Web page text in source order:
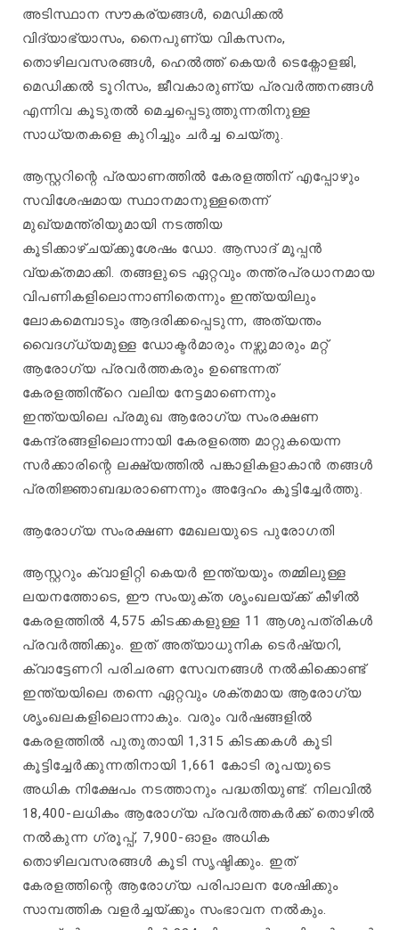
അടിസ്ഥാന സൗകര്യങ്ങൾ, മെഡിക്കൽ
വിദ്യാഭ്യാസം, നൈപുണ്യ വികസനം,
തൊഴിലവസരങ്ങൾ, ഹെൽത്ത് കെയർ ടെക്നോളജി,
മെഡിക്കൽ ടൂറിസം, ജീവകാരുണ്യ പ്രവർത്തനങ്ങൾ
എന്നിവ കൂടുതൽ മെച്ചപ്പെടുത്തുന്നതിനുള്ള
സാധ്യതകളെ കുറിച്ചും ചർച്ച ചെയ്തു.
ആസ്റ്ററിന്റെ പ്രയാണത്തിൽ കേരളത്തിന് എപ്പോഴും
സവിശേഷമായ സ്ഥാനമാനുള്ളതെന്ന്
മുഖ്യമന്ത്രിയുമായി നടത്തിയ
കൂടിക്കാഴ്ചയ്ക്കുശേഷം ഡോ. ആസാദ് മൂപ്പൻ
വ്യക്തമാക്കി. തങ്ങളുടെ ഏറ്റവും തന്ത്രപ്രധാനമായ
വിപണികളിലൊന്നാണിതെന്നും ഇന്ത്യയിലും
ലോകമെമ്പാടും ആദരിക്കപ്പെടുന്ന, അത്യന്തം
വൈദഗ്ധ്യമുള്ള ഡോക്ടർമാരും നഴ്സുമാരും മറ്റ്
ആരോഗ്യ പ്രവർത്തകരും ഉണ്ടെന്നത്‌
കേരളത്തിൻ്റെ വലിയ നേട്ടമാണെന്നും
ഇന്ത്യയിലെ പ്രമുഖ ആരോഗ്യ സംരക്ഷണ
കേന്ദ്രങ്ങളിലൊന്നായി കേരളത്തെ മാറ്റുകയെന്ന
സർക്കാരിന്റെ ലക്ഷ്യത്തിൽ പങ്കാളികളാകാൻ തങ്ങൾ
പ്രതിജ്ഞാബദ്ധരാണെന്നും അദ്ദേഹം കൂട്ടിച്ചേർത്തു.
ആരോഗ്യ സംരക്ഷണ മേഖലയുടെ പുരോഗതി
ആസ്റ്ററും ക്വാളിറ്റി കെയർ ഇന്ത്യയും തമ്മിലുള്ള
ലയനത്തോടെ, ഈ സംയുക്ത ശൃംഖലയ്ക്ക് കീഴിൽ
കേരളത്തിൽ 4,575 കിടക്കകളുള്ള 11 ആശുപത്രികൾ
പ്രവർത്തിക്കും. ഇത് അത്യാധുനിക ടെർഷ്യറി,
ക്വാട്ടേണറി പരിചരണ സേവനങ്ങൾ നൽകിക്കൊണ്ട്
ഇന്ത്യയിലെ തന്നെ ഏറ്റവും ശക്തമായ ആരോഗ്യ
ശൃംഖലകളിലൊന്നാകും. വരും വർഷങ്ങളിൽ
കേരളത്തിൽ പുതുതായി 1,315 കിടക്കകൾ കൂടി
കൂട്ടിച്ചേർക്കുന്നതിനായി 1,661 കോടി രൂപയുടെ
അധിക നിക്ഷേപം നടത്താനും പദ്ധതിയുണ്ട്‌. നിലവിൽ
18,400-ലധികം ആരോഗ്യ പ്രവർത്തകർക്ക് തൊഴിൽ
നൽകുന്ന ഗ്രൂപ്പ്, 7,900-ഓളം അധിക
തൊഴിലവസരങ്ങൾ കൂടി സൃഷ്ടിക്കും. ഇത്
കേരളത്തിന്റെ ആരോഗ്യ പരിപാലന ശേഷിക്കും
സാമ്പത്തിക വളർച്ചയ്ക്കും സംഭാവന നൽകും.